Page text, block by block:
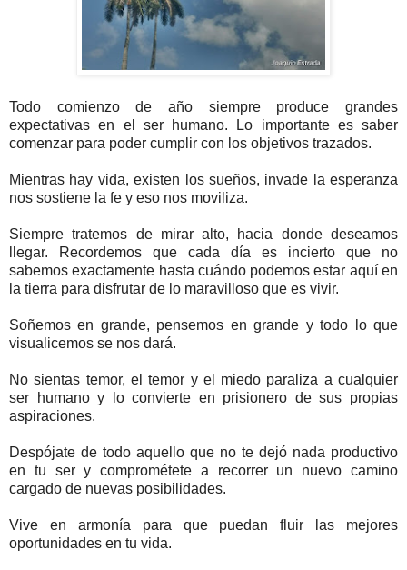
Todo comienzo de año siempre produce grandes
expectativas en el ser humano. Lo importante es saber
comenzar para poder cumplir con los objetivos trazados.
Mientras hay vida, existen los sueños, invade la esperanza
nos sostiene la fe y eso nos moviliza.
Siempre tratemos de mirar alto, hacia donde deseamos
llegar. Recordemos que cada día es incierto que no
sabemos exactamente hasta cuándo podemos estar aquí en
la tierra para disfrutar de lo maravilloso que es vivir.
Soñemos en grande, pensemos en grande y todo lo que
visualicemos se nos dará.
No sientas temor, el temor y el miedo paraliza a cualquier
ser humano y lo convierte en prisionero de sus propias
aspiraciones.
Despójate de todo aquello que no te dejó nada productivo
en tu ser y comprométete a recorrer un nuevo camino
cargado de nuevas posibilidades.
Vive en armonía para que puedan fluir las mejores
oportunidades en tu vida.